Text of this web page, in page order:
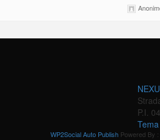
P.I.
WP2Social Auto PublishPowered By :